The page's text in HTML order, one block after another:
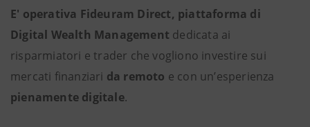
E' operativa Fideuram Direct, piattaforma di
Digital Wealth Management dedicata ai
risparmiatori e trader che vogliono investire sui
mercati finanziari da remoto e con un’esperienza
pienamente digitale.